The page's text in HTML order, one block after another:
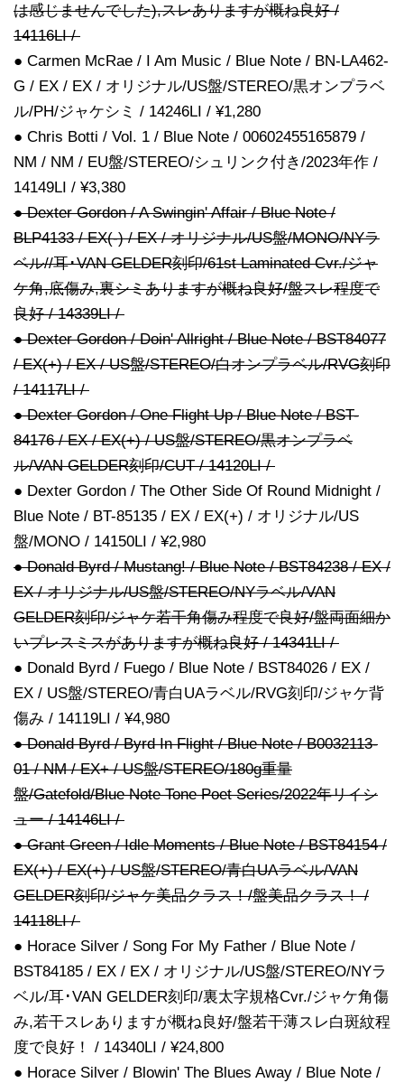
は感じませんでした),スレありますが概ね良好 /
14116LI /
● Carmen McRae / I Am Music / Blue Note / BN-LA462-
G / EX / EX / オリジナル/US盤/STEREO/黒オンプラベ
ル/PH/ジャケシミ / 14246LI / ¥1,280
● Chris Botti / Vol. 1 / Blue Note / 00602455165879 /
NM / NM / EU盤/STEREO/シュリンク付き/2023年作 /
14149LI / ¥3,380
● Dexter Gordon / A Swingin' Affair / Blue Note /
BLP4133 / EX(-) / EX / オリジナル/US盤/MONO/NYラ
ベル//耳･VAN GELDER刻印/61st Laminated Cvr./ジャ
ケ角,底傷み,裏シミありますが概ね良好/盤スレ程度で
良好 / 14339LI /
● Dexter Gordon / Doin' Allright / Blue Note / BST84077
/ EX(+) / EX / US盤/STEREO/白オンプラベル/RVG刻印
/ 14117LI /
● Dexter Gordon / One Flight Up / Blue Note / BST-
84176 / EX / EX(+) / US盤/STEREO/黒オンプラベ
ル/VAN GELDER刻印/CUT / 14120LI /
● Dexter Gordon / The Other Side Of Round Midnight /
Blue Note / BT-85135 / EX / EX(+) / オリジナル/US
盤/MONO / 14150LI / ¥2,980
● Donald Byrd / Mustang! / Blue Note / BST84238 / EX /
EX / オリジナル/US盤/STEREO/NYラベル/VAN
GELDER刻印/ジャケ若干角傷み程度で良好/盤両面細か
いプレスミスがありますが概ね良好 / 14341LI /
● Donald Byrd / Fuego / Blue Note / BST84026 / EX /
EX / US盤/STEREO/青白UAラベル/RVG刻印/ジャケ背
傷み / 14119LI / ¥4,980
● Donald Byrd / Byrd In Flight / Blue Note / B0032113-
01 / NM / EX+ / US盤/STEREO/180g重量
盤/Gatefold/Blue Note Tone Poet Series/2022年リイシ
ュー / 14146LI /
● Grant Green / Idle Moments / Blue Note / BST84154 /
EX(+) / EX(+) / US盤/STEREO/青白UAラベル/VAN
GELDER刻印/ジャケ美品クラス！/盤美品クラス！ /
14118LI /
● Horace Silver / Song For My Father / Blue Note /
BST84185 / EX / EX / オリジナル/US盤/STEREO/NYラ
ベル/耳･VAN GELDER刻印/裏太字規格Cvr./ジャケ角傷
み,若干スレありますが概ね良好/盤若干薄スレ白斑紋程
度で良好！ / 14340LI / ¥24,800
● Horace Silver / Blowin' The Blues Away / Blue Note /